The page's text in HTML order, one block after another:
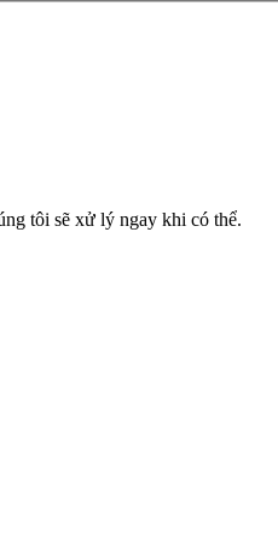
tôi sẽ xử lý ngay khi có thể.